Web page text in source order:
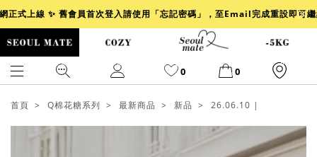
正式上線 ✨ 舊會員首次登入請使用「忘記密碼」，至Email完成重設即可
0 0
爆乳 洋裝
首頁 Q棉花糖系列 最新商品 新品 26.06.10 |